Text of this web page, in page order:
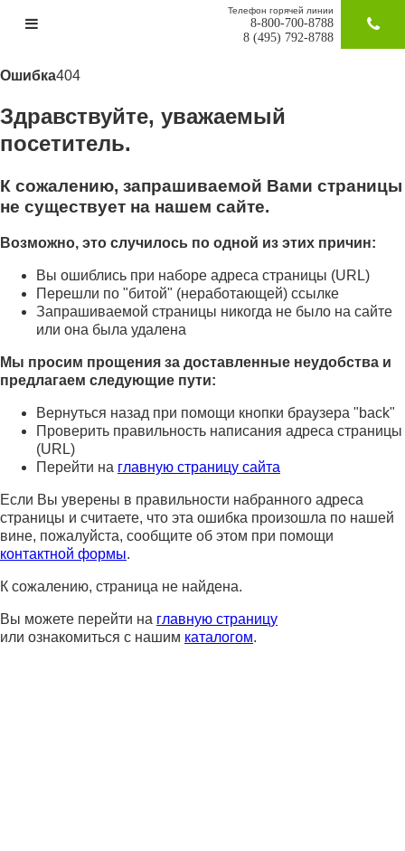
Телефон горячей линии
8-800-700-8788
8 (495) 792-8788
Ошибка404
Здравствуйте, уважаемый
посетитель.
К сожалению, запрашиваемой Вами страницы
не существует на нашем сайте.
Возможно, это случилось по одной из этих причин:
Вы ошиблись при наборе адреса страницы (URL)
Перешли по "битой" (неработающей) ссылке
Запрашиваемой страницы никогда не было на сайте
или она была удалена
Мы просим прощения за доставленные неудобства и
предлагаем следующие пути:
Вернуться назад при помощи кнопки браузера "back"
Проверить правильность написания адреса страницы
(URL)
Перейти на главную страницу сайта
Если Вы уверены в правильности набранного адреса
страницы и считаете, что эта ошибка произошла по нашей
вине, пожалуйста, сообщите об этом при помощи
контактной формы.
К сожалению, страница не найдена.
Вы можете перейти на главную страницу
или ознакомиться с нашим каталогом.